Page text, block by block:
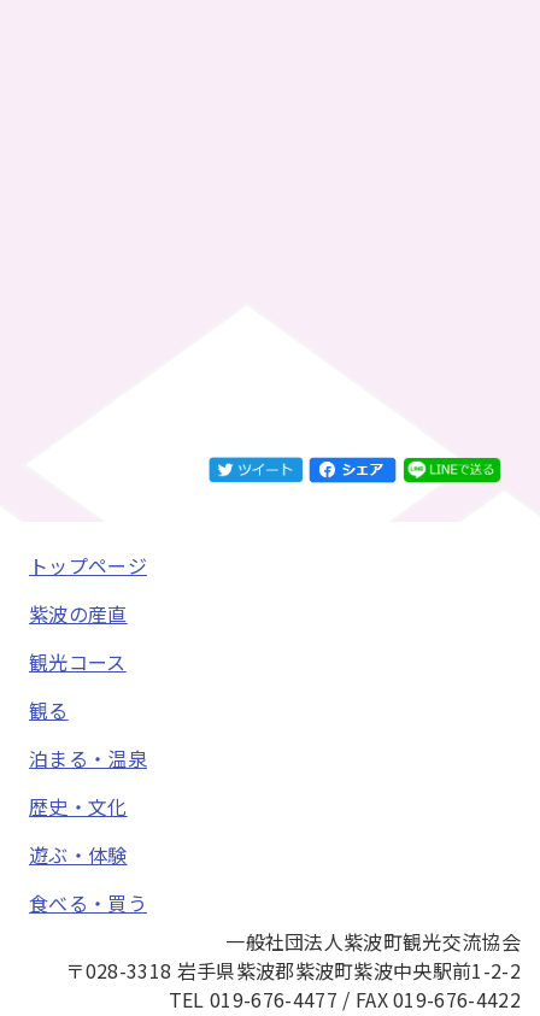
トップページ
紫波の産直
観光コース
観る
泊まる・温泉
歴史・文化
遊ぶ・体験
食べる・買う
一般社団法人紫波町観光交流協会
〒028-3318 岩手県紫波郡紫波町紫波中央駅前1-2-2
TEL 019-676-4477 / FAX 019-676-4422